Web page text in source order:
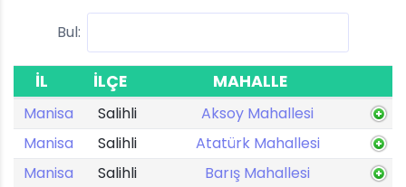
Bul:
İL İLÇE MAHALLE
Manisa Salihli
Aksoy Mahallesi
Manisa
Salihli
Atatürk Mahallesi
Manisa
Salihli
Barış Mahallesi